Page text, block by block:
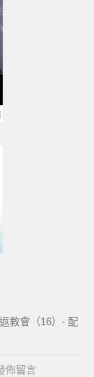
教會（16）- 配
佈留言